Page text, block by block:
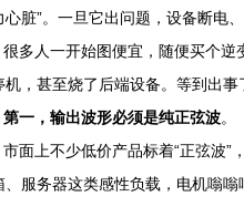
心脏”。一旦它出问题，设备断电
多人一开始图便宜，随便买个逆
机，甚至烧了后端设备。等到出
第一，输出波形必须是纯正弦波。
面上不少低价产品标着“正弦波”
、服务器这类感性负载，电机嗡